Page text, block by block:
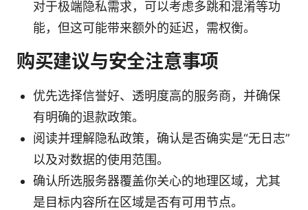
对于极端隐私需求，可以考虑多跳和混淆等功
能，但这可能带来额外的延迟，需权衡。
购买建议与安全注意事项
优先选择信誉好、透明度高的服务商，并确保
有明确的退款政策。
阅读并理解隐私政策，确认是否确实是“无日志”
以及对数据的使用范围。
确认所选服务器覆盖你关心的地理区域，尤其
是目标内容所在区域是否有可用节点。